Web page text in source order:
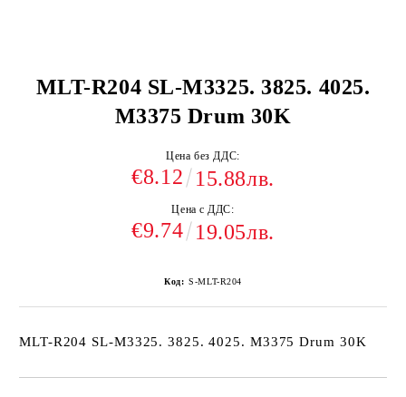
MLT-R204 SL-M3325. 3825. 4025.
M3375 Drum 30K
Цена без ДДС:
€8.12 15.88лв.
Цена с ДДС:
€9.74 19.05лв.
Код: S-MLT-R204
MLT-R204 SL-M3325. 3825. 4025. M3375 Drum 30K